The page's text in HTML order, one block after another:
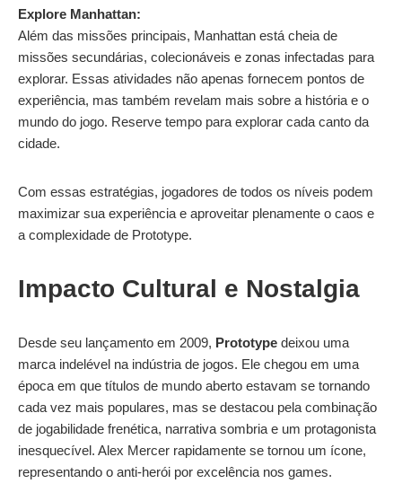
Explore Manhattan:
Além das missões principais, Manhattan está cheia de
missões secundárias, colecionáveis e zonas infectadas para
explorar. Essas atividades não apenas fornecem pontos de
experiência, mas também revelam mais sobre a história e o
mundo do jogo. Reserve tempo para explorar cada canto da
cidade.
Com essas estratégias, jogadores de todos os níveis podem
maximizar sua experiência e aproveitar plenamente o caos e
a complexidade de Prototype.
Impacto Cultural e Nostalgia
Desde seu lançamento em 2009, Prototype deixou uma
marca indelével na indústria de jogos. Ele chegou em uma
época em que títulos de mundo aberto estavam se tornando
cada vez mais populares, mas se destacou pela combinação
de jogabilidade frenética, narrativa sombria e um protagonista
inesquecível. Alex Mercer rapidamente se tornou um ícone,
representando o anti-herói por excelência nos games.